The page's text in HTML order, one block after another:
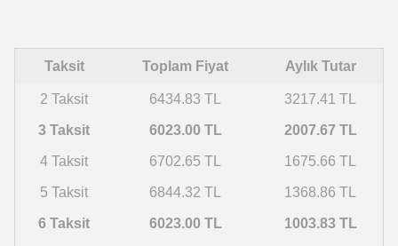
Taksit Toplam Fiyat Aylık Tutar
2 Taksit 6434.83 TL 3217.41 TL
3 Taksit 6023.00 TL 2007.67 TL
4 Taksit 6702.65 TL 1675.66 TL
5 Taksit 6844.32 TL 1368.86 TL
6 Taksit 6023.00 TL 1003.83 TL